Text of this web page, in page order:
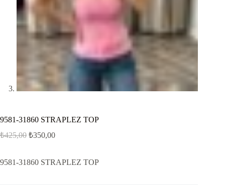
9581-31860 STRAPLEZ TOP
₺425,00 ₺350,00
9581-31860 STRAPLEZ TOP